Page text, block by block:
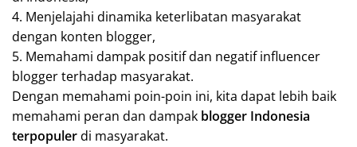
4. Menjelajahi dinamika keterlibatan masyarakat
dengan konten blogger,
5. Memahami dampak positif dan negatif influencer
blogger terhadap masyarakat.
Dengan memahami poin-poin ini, kita dapat lebih baik
memahami peran dan dampak blogger Indonesia
terpopulerdi masyarakat.